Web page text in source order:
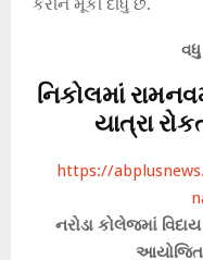
કરીને મૂકી દીધું છે.
વધુ
નિકોલમાં
યાત્રા
https://
નરોડા કોલેજમાં
આયોજિત